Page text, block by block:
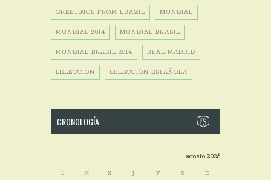
GREETINGS FROM BRAZIL MUNDIAL
MUNDIAL 2014 MUNDIAL BRASIL
MUNDIAL BRASIL 2014 REAL MADRID
SELECCIÓN SELECCIÓN ESPAÑOLA
CRONOLOGÍA
agosto 2026
L M X J V S D